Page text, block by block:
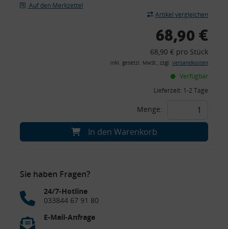
Auf den Merkzettel
Artikel vergleichen
68,90 €
68,90 € pro Stück
inkl. gesetzl. MwSt., zzgl. Versandkosten
Verfügbar
Lieferzeit: 1-2 Tage
Menge:
In den Warenkorb
Sie haben Fragen?
24/7-Hotline
033844 67 91 80
E-Mail-Anfrage